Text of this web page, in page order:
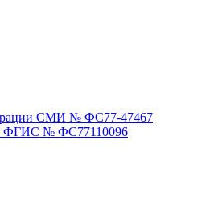
СМИ № ФС77-47467
ФГИС № ФС77110096